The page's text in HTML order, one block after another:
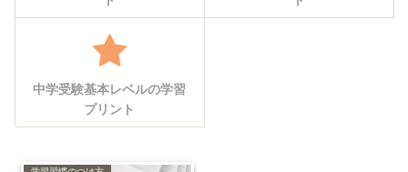
中学受験基本レベルの学習
プリント